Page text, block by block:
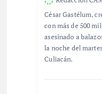
César Gastélum,
con más de 500
asesinado a
la noche del
Culiacán.